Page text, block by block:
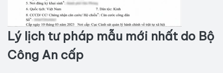
Lý lịch tư pháp mẫu mới nhất do Bộ
Công An cấp